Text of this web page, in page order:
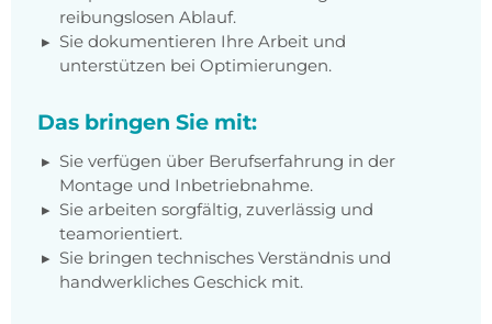
reibungslosen Ablauf.
Sie dokumentieren Ihre Arbeit und
unterstützen bei Optimierungen.
Das bringen Sie mit:
Sie verfügen über Berufserfahrung in der
Montage und Inbetriebnahme.
Sie arbeiten sorgfältig, zuverlässig und
teamorientiert.
Sie bringen technisches Verständnis und
handwerkliches Geschick mit.